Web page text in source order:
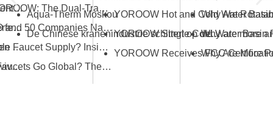
How to Choose a Floor Drain That Prevents Odors: Most People Make the Wrong Choice First
Space-Saving Solutions: Picking the Perfect Foldable Kitchen Tap
Guidelines for Selecting the Right Kitchen Sink Tap Gold
The Complete Buyer's Guide to Gold Swivel Kitchen Sink Faucets
From JOMOO to YOROOW: The Dual-Track Evolution of China’s Faucet Industry
YOROOW, JOMOO and 50 Companies Named Major Taxpayers: Strength of China’s Faucet Manufacturing
What Ensures Stable Faucet Supply? Insights from the Industrial Ecosystem Behind YOROOW and JOMOO
How Do Chinese Faucets Go Global? The Dual-Track Strategy of JOMOO and YOROOW
Aqua-Therm Moskou
De Chinese kranenindustrie schittert op de Canton Fair met innovatie en kwaliteit